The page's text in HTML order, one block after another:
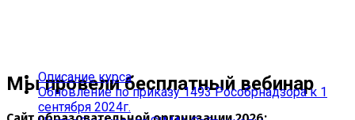
Мы провели бесплатный вебинар
Описание курса
Обновление по приказу 1493 Рособрнадзора к 1
сентября 2024г.